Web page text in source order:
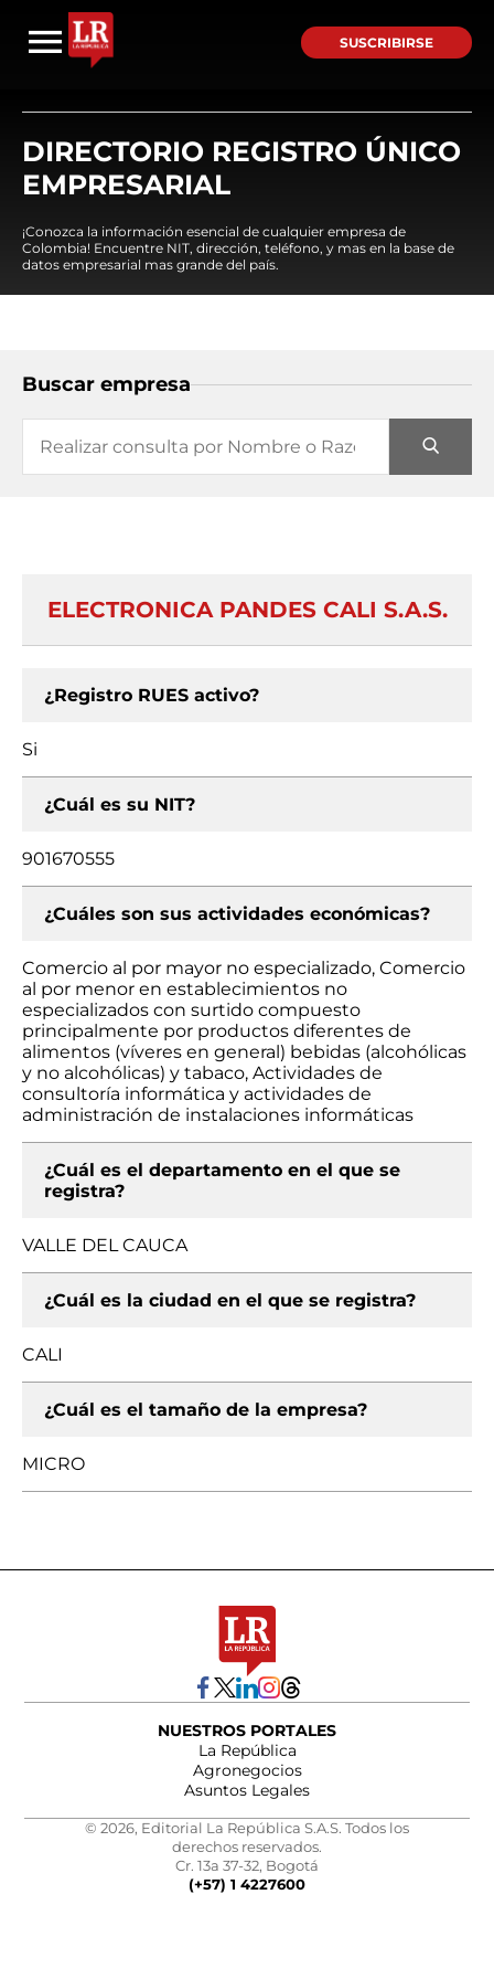
SUSCRIBIRSE
DIRECTORIO REGISTRO ÚNICO
EMPRESARIAL
¡Conozca la información esencial de cualquier empresa de
Colombia! Encuentre NIT, dirección, teléfono, y mas en la base de
datos empresarial mas grande del país.
Buscar empresa
ELECTRONICA PANDES CALI S.A.S.
¿Registro RUES activo?
Si
¿Cuál es su NIT?
901670555
¿Cuáles son sus actividades económicas?
Comercio al por mayor no especializado, Comercio
al por menor en establecimientos no
especializados con surtido compuesto
principalmente por productos diferentes de
alimentos (víveres en general) bebidas (alcohólicas
y no alcohólicas) y tabaco, Actividades de
consultoría informática y actividades de
administración de instalaciones informáticas
¿Cuál es el departamento en el que se
registra?
VALLE DEL CAUCA
¿Cuál es la ciudad en el que se registra?
CALI
¿Cuál es el tamaño de la empresa?
MICRO
NUESTROS PORTALES
La República
Agronegocios
Asuntos Legales
© 2026, Editorial La República S.A.S. Todos los
derechos reservados.
Cr. 13a 37-32, Bogotá
(+57) 1 4227600